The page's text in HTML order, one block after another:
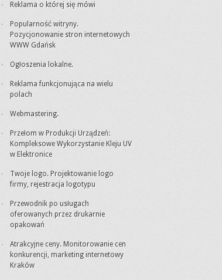
Reklama o której się mówi
Popularność witryny.
Pozycjonowanie stron internetowych
WWW Gdańsk
Ogłoszenia lokalne.
Reklama funkcjonująca na wielu
polach
Webmastering.
Przełom w Produkcji Urządzeń:
Kompleksowe Wykorzystanie Kleju UV
w Elektronice
Twoje logo. Projektowanie logo
firmy, rejestracja logotypu
Przewodnik po usługach
oferowanych przez drukarnie
opakowań
Atrakcyjne ceny. Monitorowanie cen
konkurencji, marketing internetowy
Kraków